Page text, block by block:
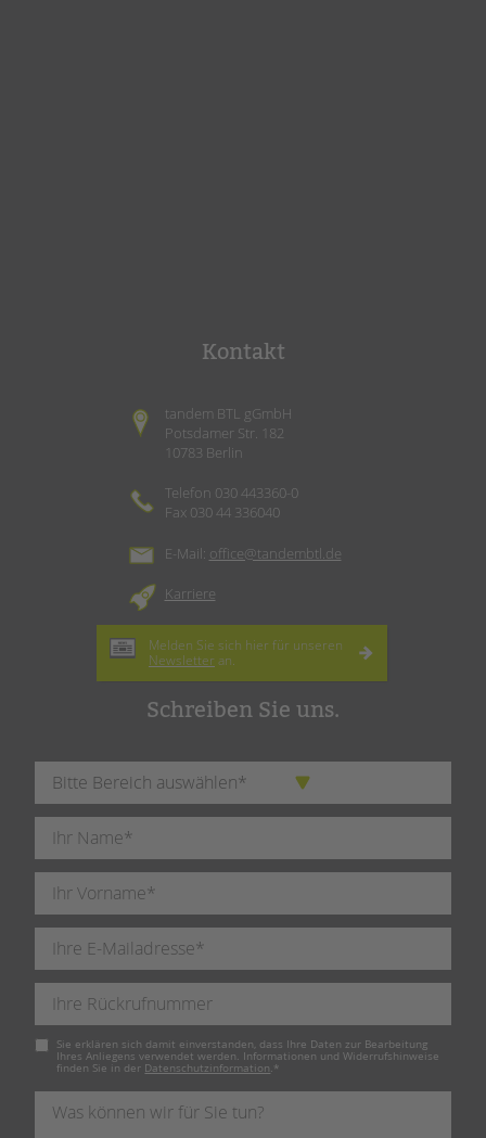
Kontakt
tandem BTL gGmbH
Potsdamer Str. 182
10783 Berlin
Telefon 030 443360-0
Fax 030 44 336040
E-Mail: office@tandembtl.de
Karriere
Melden Sie sich hier für unseren
Newsletter an.
Schreiben Sie uns.
Pflichtfeld
Sie erklären sich damit einverstanden, dass Ihre Daten zur Bearbeitung
Ihres Anliegens verwendet werden. Informationen und Widerrufshinweise
finden Sie in der Datenschutzinformation. *